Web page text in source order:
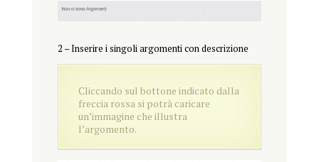
2 – Inserire i singoli argomenti con descrizione
Cliccando sul bottone indicato dalla
freccia rossa si potrà caricare
un’immagine che illustra
l’argomento.